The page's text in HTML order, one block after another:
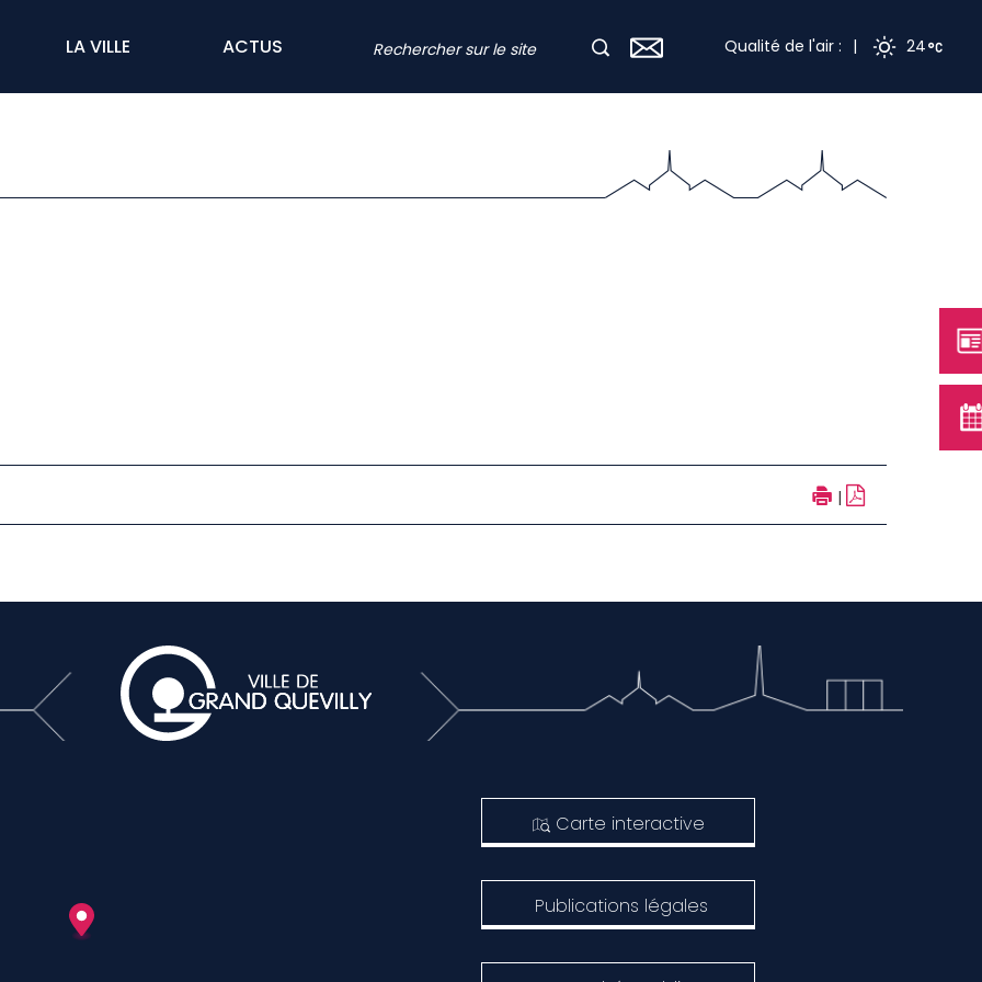
LA VILLE ACTUS Qualité de l'air : | 24
|
Carte interactive
Publications légales